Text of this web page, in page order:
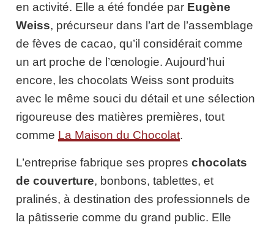
en activité. Elle a été fondée par Eugène
Weiss, précurseur dans l’art de l’assemblage
de fèves de cacao, qu’il considérait comme
un art proche de l’œnologie. Aujourd’hui
encore, les chocolats Weiss sont produits
avec le même souci du détail et une sélection
rigoureuse des matières premières, tout
comme La Maison du Chocolat.
L’entreprise fabrique ses propres chocolats
de couverture, bonbons, tablettes, et
pralinés, à destination des professionnels de
la pâtisserie comme du grand public. Elle